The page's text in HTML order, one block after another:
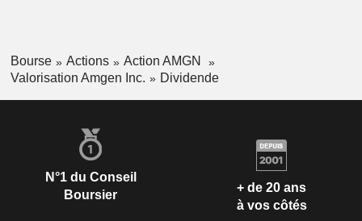
Bourse Actions
Action AMGN
Valorisation Amgen Inc.
Dividende
N°1 du Conseil
Boursier
+ de 20 ans
à vos côtés